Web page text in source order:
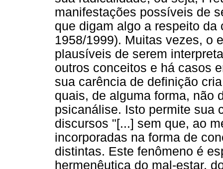
manifestações possíveis de
que digam algo a respeito
1958/1999). Muitas vezes, o
plausíveis de serem
outros conceitos e há casos
sua carência de definição
quais, de alguma forma, não
psicanálise. Isto permite sua
discursos "[...] sem que, ao
incorporadas na forma de
distintas. Este fenômeno é
hermenêutica do mal-estar,